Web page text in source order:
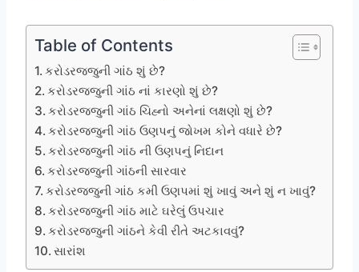
Table of Contents
કરોડરજ્જુની ગાંઠ શું છે?
કરોડરજ્જુની ગાંઠ નાં કારણો શું છે?
કરોડરજ્જુની ગાંઠ ચિહ્નો અનેનાં લક્ષણો શું છે?
કરોડરજ્જુની ગાંઠ ઉણપનું જોખમ કોને વધારે છે?
કરોડરજ્જુની ગાંઠ ની ઉણપનું નિદાન
કરોડરજ્જુની ગાંઠની સારવાર
કરોડરજ્જુની ગાંઠ કમી ઉણપમાં શું ખાવું અને શું ન ખાવું?
કરોડરજ્જુની ગાંઠ માટે ઘરેલું ઉપચાર
કરોડરજ્જુની ગાંઠને કેવી રીતે અટકાવવું?
સારાંશ